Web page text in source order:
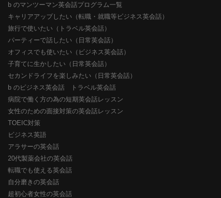
b のマンツーマン英会話プログラム一覧
キャリアアップしたい（転職・就職等ビジネス英会話）
旅行で使いたい（トラベル英会話）
パーティーで話したい（日常英会話）
オフィスでも使いたい（ビジネス英会話）
子育てに生かしたい（日常英会話）
セカンドライフを楽しみたい（日常英会話）
b のビジネス英会話 トラベル英会話
病院で働く方の為の短期英会話レッスン
女性のための面接対策の英会話レッスン
TOEIC対策
ビジネス英語
アラサーの英会話
20代製薬会社の英会話
転職でも使える英会話
自分磨きの英会話
超初心者女性の英会話